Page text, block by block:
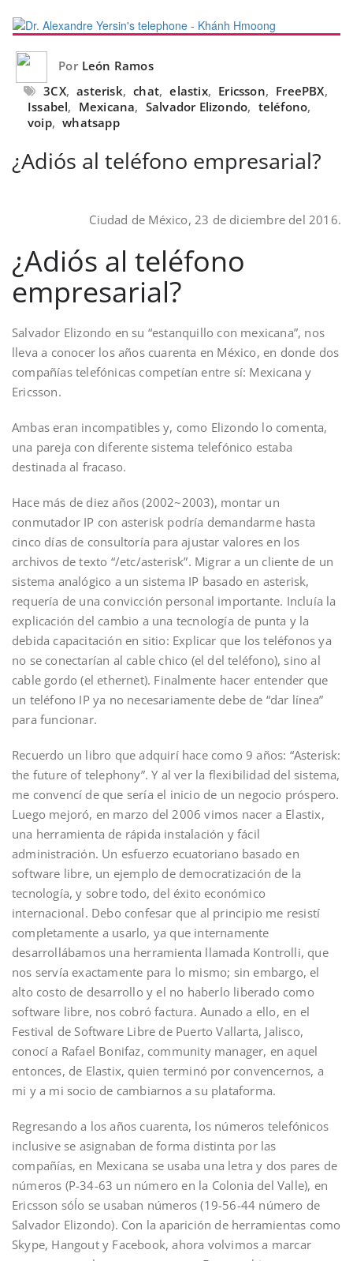
Por León Ramos
3CX, asterisk, chat, elastix, Ericsson, FreePBX,
Issabel, Mexicana, Salvador Elizondo, teléfono,
voip, whatsapp
¿Adiós al teléfono empresarial?
Ciudad de México, 23 de diciembre del 2016.
¿Adiós al teléfono
empresarial?
Salvador Elizondo en su “estanquillo con mexicana”, nos
lleva a conocer los años cuarenta en México, en donde dos
compañías telefónicas competían entre sí: Mexicana y
Ericsson.
Ambas eran incompatibles y, como Elizondo lo comenta,
una pareja con diferente sistema telefónico estaba
destinada al fracaso.
Hace más de diez años (2002~2003), montar un
conmutador IP con asterisk podría demandarme hasta
cinco días de consultoría para ajustar valores en los
archivos de texto “/etc/asterisk”. Migrar a un cliente de un
sistema analógico a un sistema IP basado en asterisk,
requería de una convicción personal importante. Incluía la
explicación del cambio a una tecnología de punta y la
debida capacitación en sitio: Explicar que los teléfonos ya
no se conectarían al cable chico (el del teléfono), sino al
cable gordo (el ethernet). Finalmente hacer entender que
un teléfono IP ya no necesariamente debe de “dar línea”
para funcionar.
Recuerdo un libro que adquirí hace como 9 años: “Asterisk:
the future of telephony”. Y al ver la flexibilidad del sistema,
me convencí de que sería el inicio de un negocio próspero.
Luego mejoró, en marzo del 2006 vimos nacer a Elastix,
una herramienta de rápida instalación y fácil
administración. Un esfuerzo ecuatoriano basado en
software libre, un ejemplo de democratización de la
tecnología, y sobre todo, del éxito económico
internacional. Debo confesar que al principio me resistí
completamente a usarlo, ya que internamente
desarrollábamos una herramienta llamada Kontrolli, que
nos servía exactamente para lo mismo; sin embargo, el
alto costo de desarrollo y el no haberlo liberado como
software libre, nos cobró factura. Aunado a ello, en el
Festival de Software Libre de Puerto Vallarta, Jalisco,
conocí a Rafael Bonifaz, community manager, en aquel
entonces, de Elastix, quien terminó por convencernos, a
mi y a mi socio de cambiarnos a su plataforma.
Regresando a los años cuarenta, los números telefónicos
inclusive se asignaban de forma distinta por las
compañías, en Mexicana se usaba una letra y dos pares de
números (P-34-63 un número en la Colonia del Valle), en
Ericsson sóĺo se usaban números (19-56-44 número de
Salvador Elizondo). Con la aparición de herramientas como
Skype, Hangout y Facebook, ahora volvimos a marcar